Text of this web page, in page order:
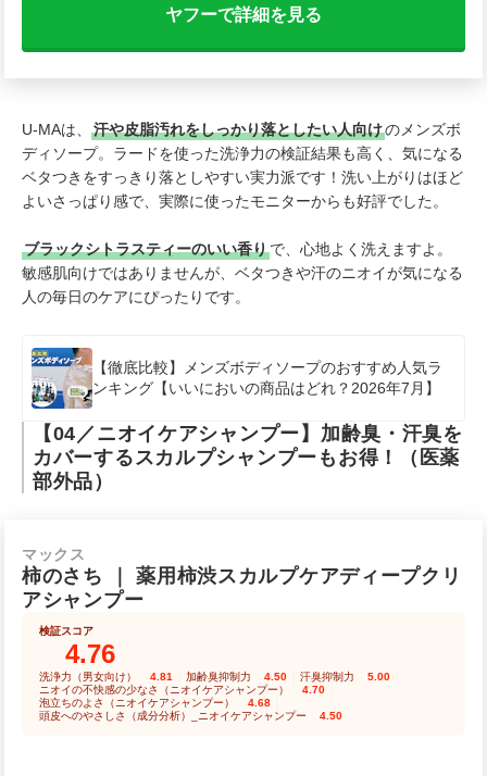
ヤフーで詳細を見る
U-MAは、 汗や皮脂汚れをしっかり落としたい人向けのメンズボ
ディソープ。ラードを使った洗浄力の検証結果も高く、気になる
ベタつきをすっきり落としやすい実力派です！洗い上がりはほど
よいさっぱり感で、実際に使ったモニターからも好評でした。
ブラックシトラスティーのいい香りで、心地よく洗えますよ。
敏感肌向けではありませんが、ベタつきや汗のニオイが気になる
人の毎日のケアにぴったりです。
【徹底比較】メンズボディソープのおすすめ人気ラ
ンキング【いいにおいの商品はどれ？2026年7月】
【04／ニオイケアシャンプー】加齢臭・汗臭を
カバーするスカルプシャンプーもお得！（医薬
部外品）
マックス
柿のさち ｜薬用柿渋スカルプケアディープクリ
アシャンプー
検証スコア
4.76
洗浄力（男女向け） 4.81 加齢臭抑制力 4.50 汗臭抑制力 5.00
ニオイの不快感の少なさ（ニオイケアシャンプー） 4.70
泡立ちのよさ（ニオイケアシャンプー） 4.68
頭皮へのやさしさ（成分分析）_ニオイケアシャンプー 4.50